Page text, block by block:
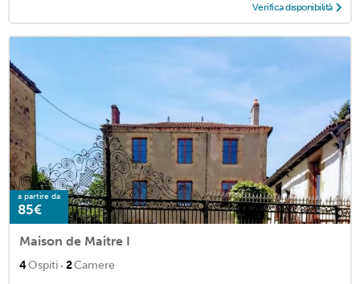
Verifica disponibilità
a partire da
85€
Maison de Maitre I
4Ospiti · 2Camere